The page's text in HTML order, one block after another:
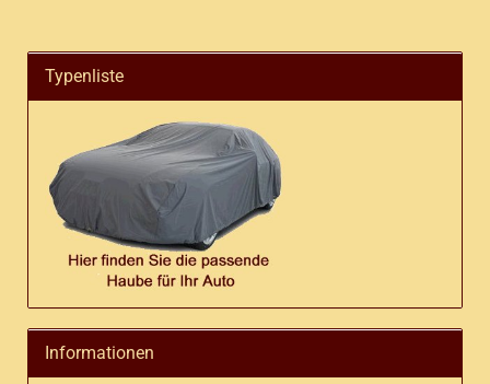
Typenliste
Informationen